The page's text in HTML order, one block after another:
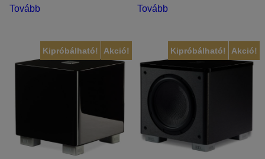
Tovább Tovább
Akció!
Kipróbálható! Akció!
Kipróbálható!